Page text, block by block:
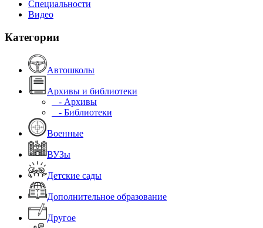
Специальности
Видео
Категории
Автошколы
Архивы и библиотеки
- Архивы
- Библиотеки
Военные
ВУЗы
Детские сады
Дополнительное образование
Другое